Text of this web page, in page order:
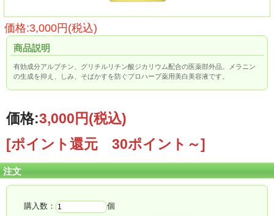
価格:3,000円(税込)
商品説明
有効成分アルブチン、グリチルリチン酸ジカリウム配合の医薬部外品。メラニン
の生成を抑え、しみ、そばかすを防ぐプロハーブ薬用美白美容液です。
価格:3,000円(税込)
[ポイント還元 30ポイント～]
注文
購入数： 個